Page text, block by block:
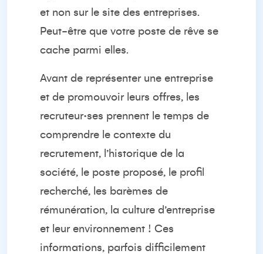
et non sur le site des entreprises.
Peut-être que votre poste de rêve se
cache parmi elles.
Avant de représenter une entreprise
et de promouvoir leurs offres, les
recruteur·ses prennent le temps de
comprendre le contexte du
recrutement, l’historique de la
société, le poste proposé, le profil
recherché, les barèmes de
rémunération, la culture d’entreprise
et leur environnement ! Ces
informations, parfois difficilement